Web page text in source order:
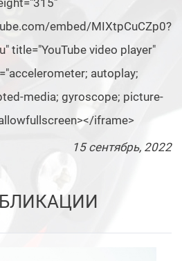
embed/MIXtpCuCZp0?
title="YouTube video player"
autoplay;
media; gyroscope; picture-
iframe>
15сентябрь, 2022